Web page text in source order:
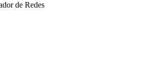
de Redes